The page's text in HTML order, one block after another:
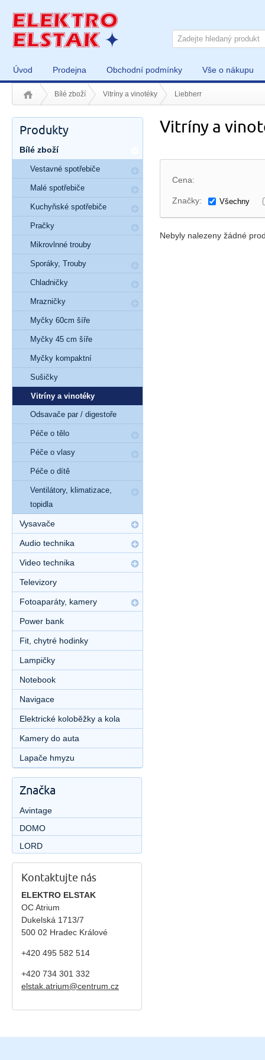
Úvod Prodejna Obchodní podmínky Vše o nákupu
Bílé zboží Vitríny a vinotéky Liebherr
Vitríny a
Cena:
Značky: Všechny
Nebyly nalezeny žádné
Produkty
Bílé zboží
Vestavné spotřebiče
Malé spotřebiče
Kuchyňské spotřebiče
Pračky
Mikrovlnné trouby
Sporáky, Trouby
Chladničky
Mrazničky
Myčky 60cm šíře
Myčky 45 cm šíře
Myčky kompaktní
Sušičky
Vitríny a vinotéky
Odsavače par / digestoře
Péče o tělo
Péče o vlasy
Péče o dítě
Ventilátory, klimatizace,
topidla
Vysavače
Audio technika
Video technika
Televizory
Fotoaparáty, kamery
Power bank
Fit, chytré hodinky
Lampičky
Notebook
Navigace
Elektrické koloběžky a kola
Kamery do auta
Lapače hmyzu
Značka
Avintage
DOMO
LORD
Kontaktujte nás
ELEKTRO ELSTAK
OC Atrium
Dukelská 1713/7
500 02 Hradec Králové
+420 495 582 514
+420 734 301 332
elstak.atrium@centrum.cz